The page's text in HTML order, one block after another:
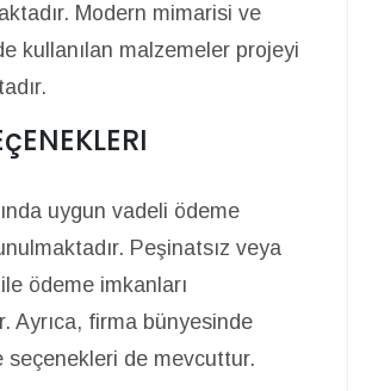
Modern mimarisi ve
kullanılan malzemeler projeyi
uygun vadeli ödeme
Peşinatsız veya
ödeme imkanları
Ayrıca, firma bünyesinde
seçenekleri de mevcuttur.